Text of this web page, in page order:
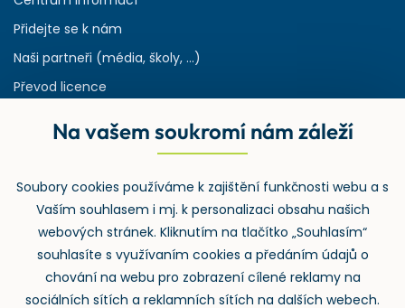
Přidejte se k nám
Naši partneři (média, školy, ...)
Převod licence
Rejstřík používaných zkratek v odpadech
Zpětný odběr
Na vašem soukromí nám záleží
Soubory cookies používáme k zajištění funkčnosti webu a s
Vaším souhlasem i mj. k personalizaci obsahu našich
webových stránek. Kliknutím na tlačítko „Souhlasím“
souhlasíte s využívaním cookies a předáním údajů o
chování na webu pro zobrazení cílené reklamy na
sociálních sítích a reklamních sítích na dalších webech.